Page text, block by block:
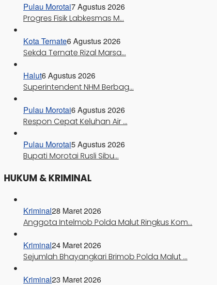
Pulau Morotai7 Agustus 2026
Progres Fisik Labkesmas M…
Kota Ternate6 Agustus 2026
Sekda Ternate Rizal Marsa…
Halut6 Agustus 2026
Superintendent NHM Berbag…
Pulau Morotai6 Agustus 2026
Respon Cepat Keluhan Air …
Pulau Morotai5 Agustus 2026
Bupati Morotai Rusli Sibu…
HUKUM & KRIMINAL
Kriminal28 Maret 2026
Anggota Intelmob Polda Malut Ringkus Kom…
Kriminal24 Maret 2026
Sejumlah Bhayangkari Brimob Polda Malut …
Kriminal23 Maret 2026